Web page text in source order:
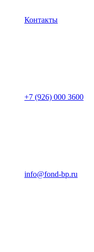
Контакты
+7 (926) 000 3600
info@fond-bp.ru